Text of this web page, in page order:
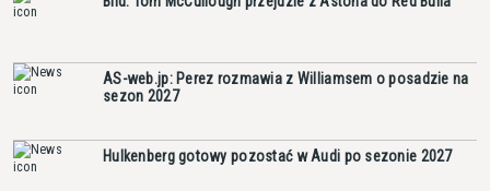
AS-web.jp: Perez rozmawia z Williamsem o posadzie na
sezon 2027
Hulkenberg gotowy pozostać w Audi po sezonie 2027